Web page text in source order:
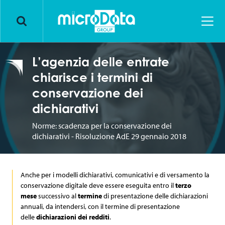
Markets
Insurance
Banking & Finance
Consumer loan
Energy & Utilities
Industry & Pharma
Solutions
Business Process Outsourcing
Back office dedicato
Contact Center & Customer Care
Archiviazione digitale in Private Cloud
Conservazione digitale
Innovation
Younique by Microdata®
YOUlink by Microdata®
Assets
Mission
Microdata Network
Cyber Security & Data protection Strategy
Human
Welfare Program
HR Stories
About us
News
Events
Lavora con noi
Blog
L’agenzia delle entrate
chiarisce i termini di
conservazione dei
dichiarativi
Norme: scadenza per la conservazione dei
dichiarativi - Risoluzione AdE 29 gennaio 2018
Anche per i modelli dichiarativi, comunicativi e di versamento la
conservazione digitale deve essere eseguita entro ilterzo
mesesuccessivo alterminedi presentazione delle dichiarazioni
annuali, da intendersi, con il termine di presentazione
delledichiarazioni dei redditi.